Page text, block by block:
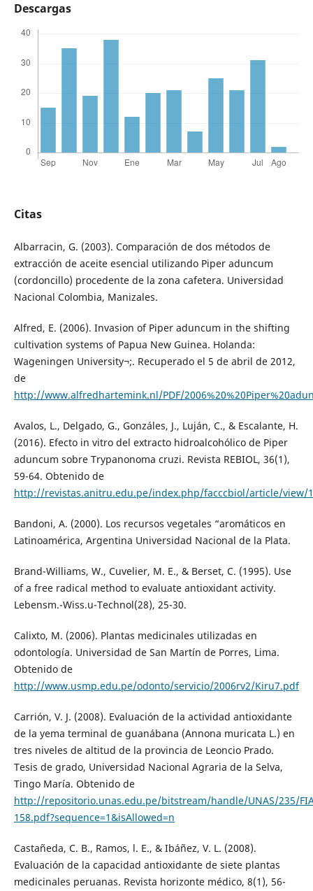
Descargas
Citas
Albarracin, G. (2003). Comparación de dos métodos de
extracción de aceite esencial utilizando Piper aduncum
(cordoncillo) procedente de la zona cafetera. Universidad
Nacional Colombia, Manizales.
Alfred, E. (2006). Invasion of Piper aduncum in the shifting
cultivation systems of Papua New Guinea. Holanda:
Wageningen University¬;. Recuperado el 5 de abril de 2012,
de
http://www.alfredhartemink.nl/PDF/
Avalos, L., Delgado, G., Gonzáles, J., Luján, C., & Escalante, H.
(2016). Efecto in vitro del extracto hidroalcohólico de Piper
aduncum sobre Trypanonoma cruzi. Revista REBIOL, 36(1),
59-64. Obtenido de
http://revistas.anitru.edu.pe/index.php/facccbiol/article/view/
Bandoni, A. (2000). Los recursos vegetales “aromáticos en
Latinoamérica, Argentina Universidad Nacional de la Plata.
Brand-Williams, W., Cuvelier, M. E., & Berset, C. (1995). Use
of a free radical method to evaluate antioxidant activity.
Lebensm.-Wiss.u-Technol(28), 25-30.
Calixto, M. (2006). Plantas medicinales utilizadas en
odontología. Universidad de San Martín de Porres, Lima.
Obtenido de
http://www.usmp.edu.pe/odonto/servicio/2006rv2/Kiru7.pdf
Carrión, V. J. (2008). Evaluación de la actividad antioxidante
de la yema terminal de guanábana (Annona muricata L.) en
tres niveles de altitud de la provincia de Leoncio Prado.
Tesis de grado, Universidad Nacional Agraria de la Selva,
Tingo María. Obtenido de
http://repositorio.unas.edu.pe/bitstream/handle/UNAS/235/
158.pdf?sequence=1&isAllowed=n
Castañeda, C. B., Ramos, l. E., & Ibáñez, V. L. (2008).
Evaluación de la capacidad antioxidante de siete plantas
medicinales peruanas. Revista horizonte médico, 8(1), 56-